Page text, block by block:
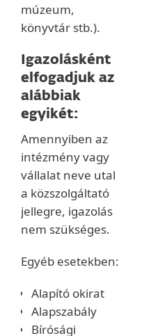
múzeum,
könyvtár stb.).
Igazolásként
elfogadjuk az
alábbiak
egyikét:
Amennyiben az
intézmény vagy
vállalat neve utal
a közszolgáltató
jellegre, igazolás
nem szükséges.
Egyéb esetekben:
Alapító okirat
Alapszabály
Bírósági